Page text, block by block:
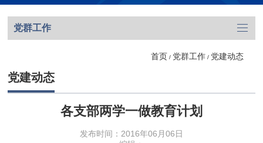
党群工作
首页 / 党群工作/ 党建动态
党建动态
各支部两学一做教育计划
发布时间：2016年06月06日